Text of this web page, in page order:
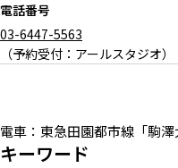
電話番号
03-6447-5563
（予約受付：アールスタジオ）
電車： 東急田園都市線「駒
キーワード